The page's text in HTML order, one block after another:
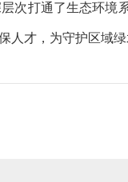
次打通了生态环
才，为守护区域